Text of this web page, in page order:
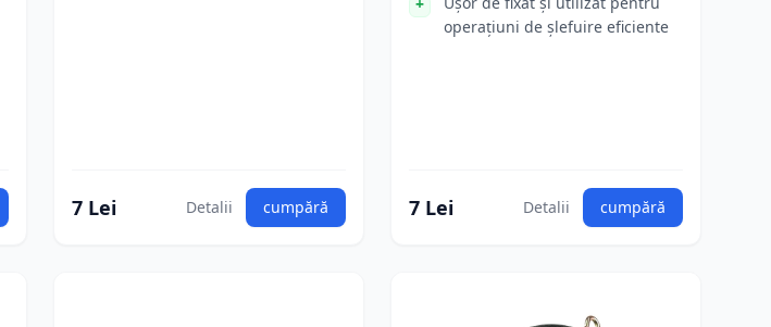
7 Lei Detalii cumpără
operațiuni de șlefuire eficiente
7 Lei Detalii cumpără